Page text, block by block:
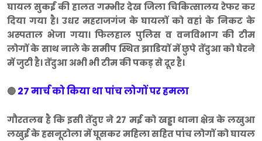
घायल सुकई की हालत गम्भीर देख जिला चिकित्सालय रेफर कर
दिया गया है। उधर महराजगंज के घायलों को वहां के निकट के
अस्पताल भेजा गया। फिलहाल पुलिस व वनविभाग की टीम
लोगों के साथ नाले के समीप स्थित झाडियों में छुपे तेंदुआ को घेरने
में जुटी है। तेंदुआ अभी भी टीम की पकड़ से दूर है।
🔴27 मार्च को किया था पांच लोगों पर हमला
गौरतलब है कि इसी तेंदुए ने 27 मई को खड्डा थाना क्षेत्र के लखुआ
लखुई के हसनूटोला में घूसकर महिला सहित पांच लोगों को घायल